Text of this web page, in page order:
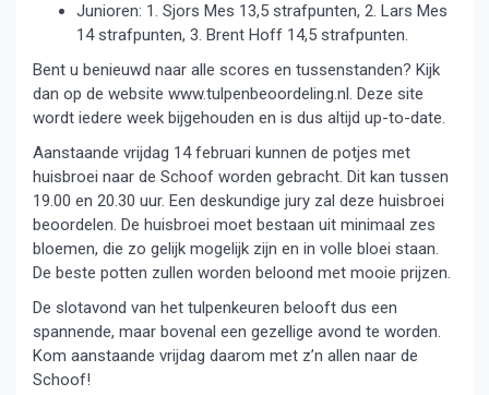
Junioren: 1. Sjors Mes 13,5 strafpunten, 2. Lars Mes
14 strafpunten, 3. Brent Hoff 14,5 strafpunten.
Bent u benieuwd naar alle scores en tussenstanden? Kijk
dan op de website www.tulpenbeoordeling.nl. Deze site
wordt iedere week bijgehouden en is dus altijd up-to-date.
Aanstaande vrijdag 14 februari kunnen de potjes met
huisbroei naar de Schoof worden gebracht. Dit kan tussen
19.00 en 20.30 uur. Een deskundige jury zal deze huisbroei
beoordelen. De huisbroei moet bestaan uit minimaal zes
bloemen, die zo gelijk mogelijk zijn en in volle bloei staan.
De beste potten zullen worden beloond met mooie prijzen.
De slotavond van het tulpenkeuren belooft dus een
spannende, maar bovenal een gezellige avond te worden.
Kom aanstaande vrijdag daarom met z’n allen naar de
Schoof!